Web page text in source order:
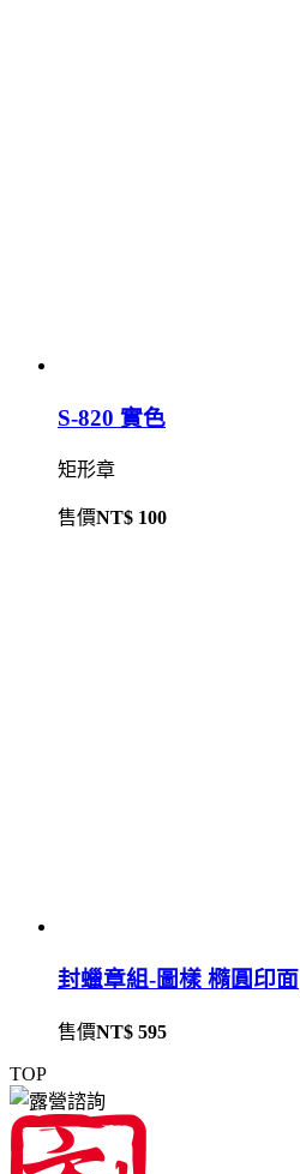
S-820 實色
矩形章
售價NT$ 100
封蠟章組-圖樣 橢圓印面
售價NT$ 595
TOP